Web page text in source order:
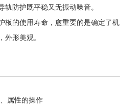
轨防护既平稳又无振动噪音。
板的使用寿命，愈重要的是确定了机
外形美观。
属性的操作